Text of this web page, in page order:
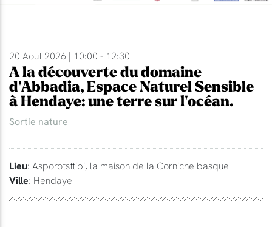
20 Aout 2026 | 10:00 - 12:30
A la découverte du domaine
d'Abbadia, Espace Naturel Sensible
à Hendaye: une terre sur l'océan.
Sortie nature
Lieu: Asporotsttipi, la maison de la Corniche basque
Ville: Hendaye